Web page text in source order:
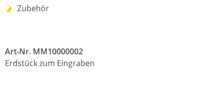
Zubehör
Art-Nr. MM10000002
Erdstück zum Eingraben